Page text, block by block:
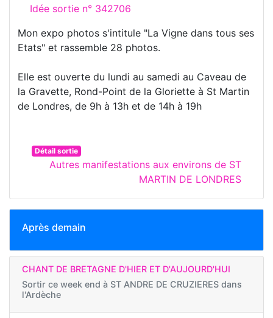
Idée sortie n° 342706
Mon expo photos s'intitule "La Vigne dans tous ses
Etats" et rassemble 28 photos.
Elle est ouverte du lundi au samedi au Caveau de
la Gravette, Rond-Point de la Gloriette à St Martin
de Londres, de 9h à 13h et de 14h à 19h
Détail sortie
Autres manifestations aux environs de ST
MARTIN DE LONDRES
Après demain
CHANT DE BRETAGNE D'HIER ET D'AUJOURD'HUI
Sortir ce week end à ST ANDRE DE CRUZIERES dans
l'Ardèche